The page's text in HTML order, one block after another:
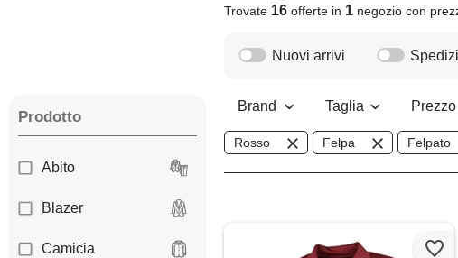
Trovate 16 offerte in 1 negoziocon
Prodotto
Abito
Blazer
Camicia
Nuovi arrivi
Brand Taglia Prezzo
Rosso Felpa Felpato